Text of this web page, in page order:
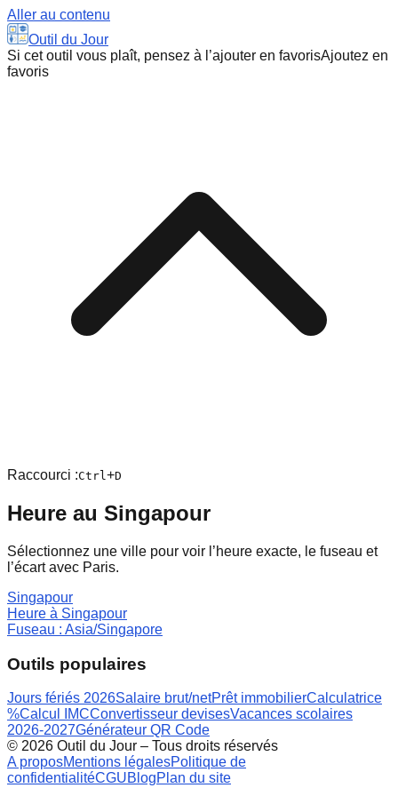
Aller au contenu
Outil du Jour
Si cet outil vous plaît, pensez à l’ajouter en favorisAjoutez en
favoris
Raccourci :Ctrl+D
Heure au Singapour
Sélectionnez une ville pour voir l’heure exacte, le fuseau et
l’écart avec Paris.
Singapour
Heure à Singapour
Fuseau : Asia/Singapore
Outils populaires
Jours fériés 2026Salaire brut/netPrêt immobilierCalculatrice
%Calcul IMCConvertisseur devisesVacances scolaires
2026-2027Générateur QR Code
© 2026 Outil du Jour – Tous droits réservés
A proposMentions légalesPolitique de
confidentialitéCGUBlogPlan du site